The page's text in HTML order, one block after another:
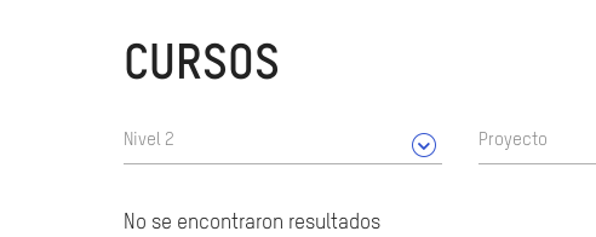
CURSOS
Nivel 2 Proyecto
No se encontraron resultados